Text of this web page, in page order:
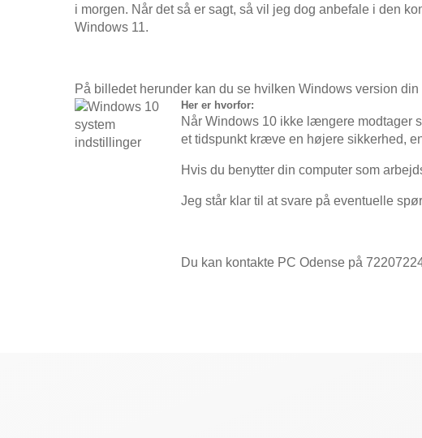
i morgen. Når det så er sagt, så vil jeg dog anbefale i den
Windows 11.
På billedet herunder kan du se hvilken Windows version
Her er hvorfor:
Når Windows 10 ikke længere modtager
et tidspunkt kræve en højere sikkerhed,
Hvis du benytter din computer som
Jeg står klar til at svare på eventuelle
Du kan kontakte PC Odense på